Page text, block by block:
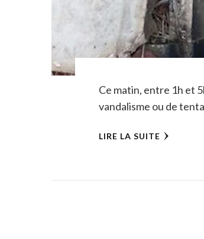
Ce matin, entre 1h et
vandalisme ou de
LIRE LA SUITE